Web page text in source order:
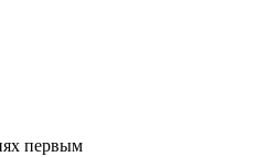
первым